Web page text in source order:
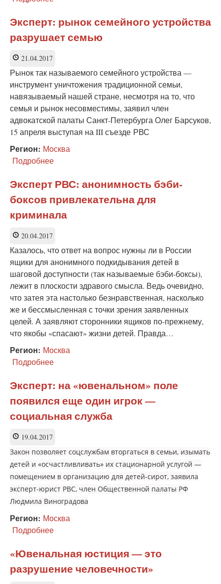
В
Буденновске
«беби-
на
предписание
прокурора
Эксперт: рынок семейного устройства
разрушает семью
21.04.2017
Рынок так называемого семейного устройства —
инструмент уничтожения традиционной семьи,
навязываемый нашей стране, несмотря на то, что
семья и рынок несовместимы, заявил член
адвокатской палаты Санкт-Петербурга Олег Барсуков,
15 апреля выступая на III съезде РВС
Регион: Москва
Подробнее
рынок
семейного
устройства
семью
Эксперт РВС: анонимность бэби-
боксов привлекательна для
криминала
20.04.2017
Казалось, что ответ на вопрос нужны ли в России
ящики для анонимного подкидывания детей в
шаговой доступности (так называемые бэби-боксы),
лежит в плоскости здравого смысла. Ведь очевидно,
что затея эта настолько безнравственная, насколько
же и бессмысленная с точки зрения заявленных
целей. А заявляют сторонники ящиков по-прежнему,
что якобы «спасают» жизни детей. Правда…
Регион: Москва
Подробнее
РВС:
анонимность
бэби-
привлекательна
Эксперт: на «ювенальном» поле
появился еще один игрок —
социальная служба
19.04.2017
Закон позволяет соцслужбам вторгаться в семьи, изымать
детей и «осчастливливать» их стационарной услугой —
помещением в организацию для детей-сирот, заявила
эксперт-юрист РВС, член Общественной палаты РФ
Людмила Виноградова
Регион: Москва
Подробнее
на
«ювенальном»
поле
«Ювенальная юстиция — это
разрушение человечности»